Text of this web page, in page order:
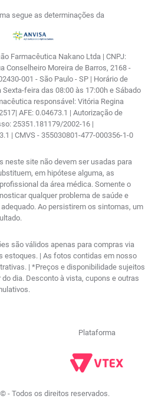
segue as determinações da
Farmacêutica Nakano Ltda | CNPJ:
Conselheiro Moreira de Barros, 2168 -
001 - São Paulo - SP | Horário de
feira das 08:00 às 17:00h e Sábado
responsável: Vitória Regina
AFE: 0.04673.1 | Autorização de
25351.181179/2002-16 |
| CMVS - 355030801-477-000356-1-0
neste site não devem ser usadas para
em hipótese alguma, as
da área médica. Somente o
qualquer problema de saúde e
Ao persistirem os sintomas, um
são válidos apenas para compras via
estoques. | As fotos contidas em nosso
| *Preços e disponibilidade sujeitos
dia. Desconto à vista, cupons e outras
Plataforma
- Todos os direitos reservados.